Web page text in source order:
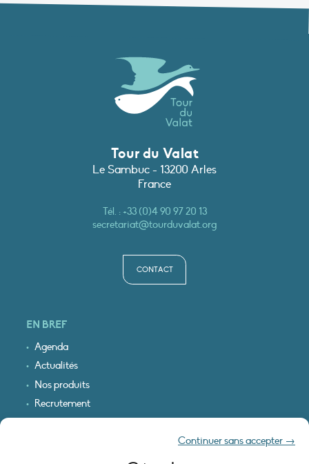
Continuer sans accepter →
Tour du Valat
Le Sambuc - 13200 Arles
France
Tél. :+33 (0)4 90 97 20 13
secretariat@tourduvalat.org
CONTACT
EN BREF
Agenda
Actualités
Nos produits
Recrutement